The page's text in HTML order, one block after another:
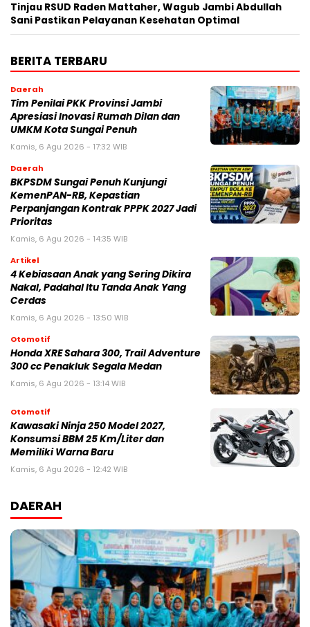
Tinjau RSUD Raden Mattaher, Wagub Jambi Abdullah
Sani Pastikan Pelayanan Kesehatan Optimal
BERITA TERBARU
Daerah
Tim Penilai PKK Provinsi Jambi
Apresiasi Inovasi Rumah Dilan dan
UMKM Kota Sungai Penuh
Kamis, 6 Agu 2026 - 17:32 WIB
Daerah
BKPSDM Sungai Penuh Kunjungi
KemenPAN-RB, Kepastian
Perpanjangan Kontrak PPPK 2027 Jadi
Prioritas
Kamis, 6 Agu 2026 - 14:35 WIB
Artikel
4 Kebiasaan Anak yang Sering Dikira
Nakal, Padahal Itu Tanda Anak Yang
Cerdas
Kamis, 6 Agu 2026 - 13:50 WIB
Otomotif
Honda XRE Sahara 300, Trail Adventure
300 cc Penakluk Segala Medan
Kamis, 6 Agu 2026 - 13:14 WIB
Otomotif
Kawasaki Ninja 250 Model 2027,
Konsumsi BBM 25 Km/Liter dan
Memiliki Warna Baru
Kamis, 6 Agu 2026 - 12:42 WIB
DAERAH